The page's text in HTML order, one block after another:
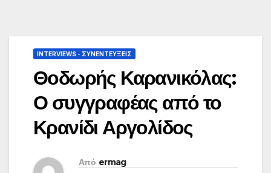
INTERVIEWS - ΣΥΝΕΝΤΕΎΞΕΙΣ
Θοδωρής Καρανικόλας:
Ο συγγραφέας από το
Κρανίδι Αργολίδος
Από ermag